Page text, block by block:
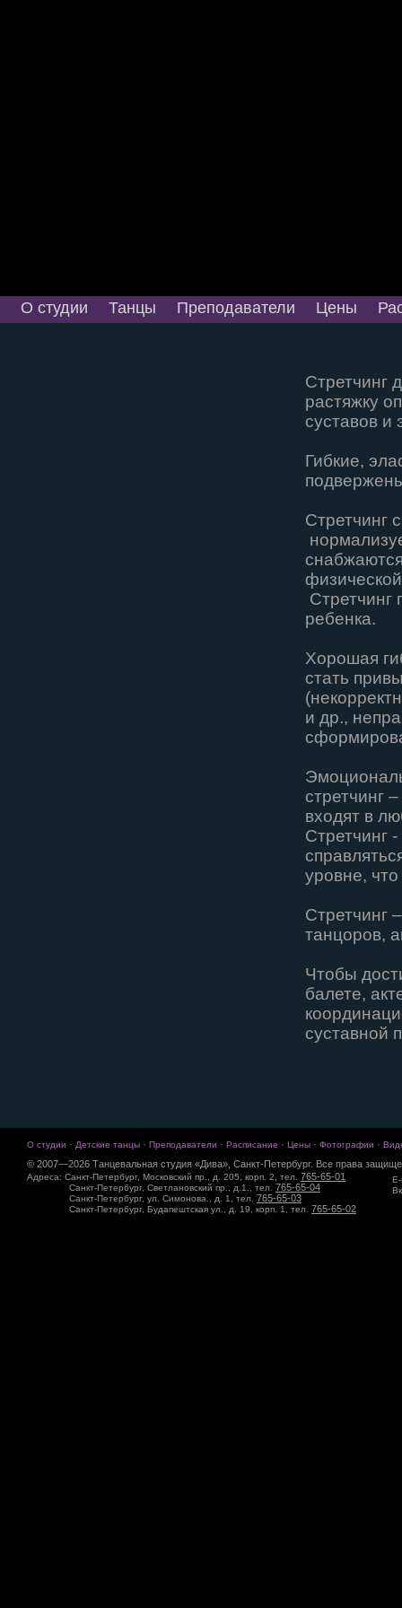
О студии Танцы Преподаватели Цены
Стретчинг
растяжку
суставов и
Гибкие,
Стретчинг
Стретчинг
ребенка.
Хорошая
стать
и др.,
стретчинг
входят в
Стретчинг
уровне,
Стретчинг
танцоров,
Чтобы
балете,
суставной
О студии · Детские танцы · Преподаватели · Расписание · Цены · Фотографии ·
© 2007—2026 Танцевальная студия «Дива», Санкт-Петербург. Все права
Адреса: Санкт-Петербург, Московский пр., д. 205, корп. 2, тел. 765-65-01
Санкт-Петербург, Светлановский пр., д.1., тел. 765-65-04
Санкт-Петербург, ул. Симонова., д. 1, тел. 765-65-03
Санкт-Петербург, Будапештская ул., д. 19, корп. 1, тел. 765-65-02